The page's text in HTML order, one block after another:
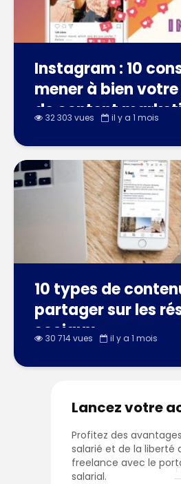
Instagram : 10
mener à bien
de content
32 303 vues il y a 1 mois
10 types de
partager sur les
sociaux
30 714 vues il y a 1 mois
Lancez votre
Profitez des
salarié et de la liberté
freelance avec le
salarial.